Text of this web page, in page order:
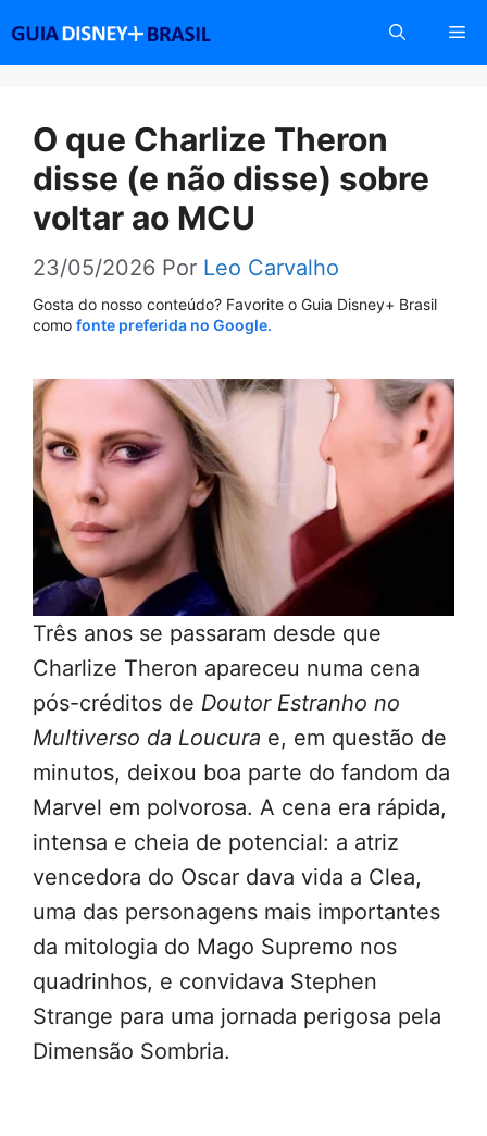
conteúdo
O que Charlize Theron
disse (e não disse) sobre
voltar ao MCU
23/05/2026 Por Leo Carvalho
Gosta do nosso conteúdo? Favorite o Guia Disney+ Brasil
como fonte preferida no Google.
Três anos se passaram desde que
Charlize Theron apareceu numa cena
pós-créditos de Doutor Estranho no
Multiverso da Loucura e, em questão de
minutos, deixou boa parte do fandom da
Marvel em polvorosa. A cena era rápida,
intensa e cheia de potencial: a atriz
vencedora do Oscar dava vida a Clea,
uma das personagens mais importantes
da mitologia do Mago Supremo nos
quadrinhos, e convidava Stephen
Strange para uma jornada perigosa pela
Dimensão Sombria.